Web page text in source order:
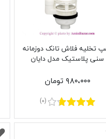
پمپ تخلیه فلاش تانک دوزمانه
سنی پلاستیک مدل دایان
۹۸۰،۰۰۰ تومان
(0)